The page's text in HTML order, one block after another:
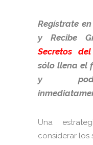
Regístrate
y Recibe
Secretos
sólo llena el
y
Una
considerar los